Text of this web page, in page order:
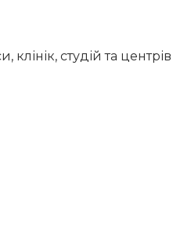
клінік, студій та центрів